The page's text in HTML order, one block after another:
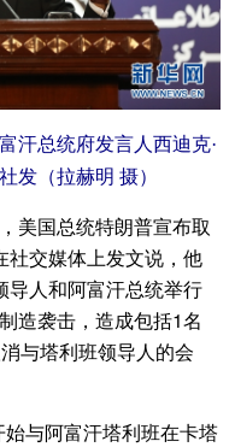
总统府发言人西迪克·
发（拉赫明 摄）
国总统特朗普宣布取
社交媒体上发文说，他
导人和阿富汗总统举行
造袭击，造成包括1名
与塔利班领导人的会
与阿富汗塔利班在卡塔